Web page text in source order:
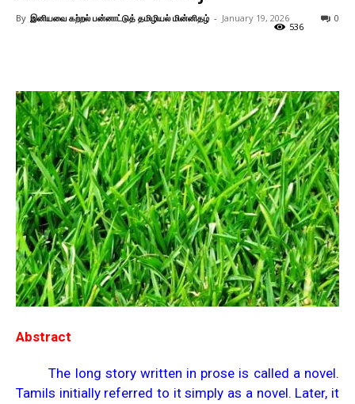
By இனியவை கற்றல் பன்னாட்டுத் தமிழியல் மின்னிதழ் - January 19, 2026 0
536
Abstract
The long story written in prose is called a novel.
Tamils initially referred to it simply as a novel. Later, it